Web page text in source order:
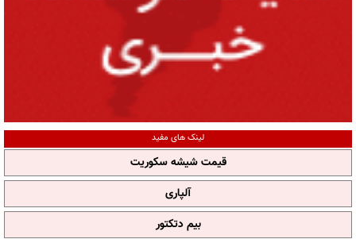
لینک های مفید
قیمت شیشه سکوریت
آلپاری
بیم دتکتور